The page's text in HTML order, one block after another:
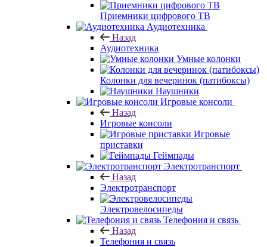
Приемники цифрового ТВ
Аудиотехника
Назад
Аудиотехника
Умные колонки
Колонки для вечеринок (патибоксы)
Наушники
Игровые консоли
Назад
Игровые консоли
Игровые
приставки
Геймпады
Электротранспорт
Назад
Электротранспорт
Электровелосипеды
Телефония и связь
Назад
Телефония и связь